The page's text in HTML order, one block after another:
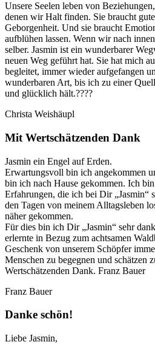
Unsere Seelen leben von
denen wir Halt finden. Sie braucht
Geborgenheit. Und sie braucht
aufblühen lassen. Wenn wir nach
selber. Jasmin ist ein wunderbarer
neuen Weg geführt hat. Sie hat mich
begleitet, immer wieder aufgefangen
wunderbaren Art, bis ich zu einer
und glücklich hält.????
Christa Weishäupl
Mit Wertschätzenden Dank
Jasmin ein Engel auf Erden.
Erwartungsvoll bin ich angekommen
bin ich nach Hause gekommen. Ich
Erfahrungen, die ich bei Dir „Jasmin“
den Tagen von meinem Alltagsleben
näher gekommen.
Für dies bin ich Dir „Jasmin“ sehr
erlernte in Bezug zum achtsamen
Geschenk von unserem Schöpfer
Menschen zu begegnen und schätzen
Wertschätzenden Dank. Franz Bauer
Franz Bauer
Danke schön!
Liebe Jasmin,